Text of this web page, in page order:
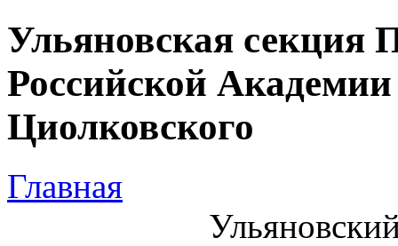
Ульяновская секция
Российской
Циолковского
Главная